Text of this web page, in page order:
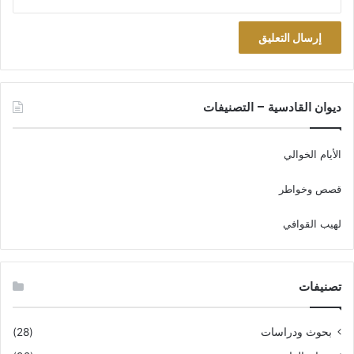
لماذا لم تشاركنا اللعب؟ (فأجاب):
بلى، ولكن ما لها؟ (ففاجأني جوابه):
هذا لا يجوز شرعاً؛ فمن المؤكد عند اللعب يحصل احتكاك
وتلامس.
هزني هذا الموقف من الأعماق، وترك في نفسي أثراً لا ينمحي. ودار
ورحيق المدينة التي نعتبر أهلها خفيفي التدين ضعيفي الالتزام،
الملتزم أتساهل فلا أجد حرجاً في اللعب مع شابة!
أو المختبر أو أسرة المرضى، التي يكون الحضور فيها مشتركاً. وهكذا
ديوان القادسية – التصنيفات
الأيام الخوالي
قصص وخواطر
لهيب القوافي
تصنيفات
بحوث ودراسات
(28)